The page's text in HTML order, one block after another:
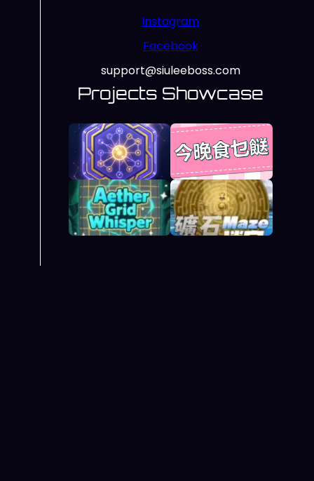
Instagram
Facebook
support@siuleeboss.com
Projects Showcase